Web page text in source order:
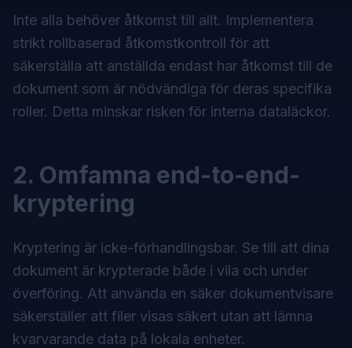
Inte alla behöver åtkomst till allt. Implementera
strikt rollbaserad åtkomstkontroll för att
säkerställa att anställda endast har åtkomst till de
dokument som är nödvändiga för deras specifika
roller. Detta minskar risken för interna dataläckor.
2. Omfamna end-to-end-
kryptering
Kryptering är icke-förhandlingsbar. Se till att dina
dokument är krypterade både i vila och under
överföring. Att använda en säker dokumentvisare
säkerställer att filer visas säkert utan att lämna
kvarvarande data på lokala enheter.